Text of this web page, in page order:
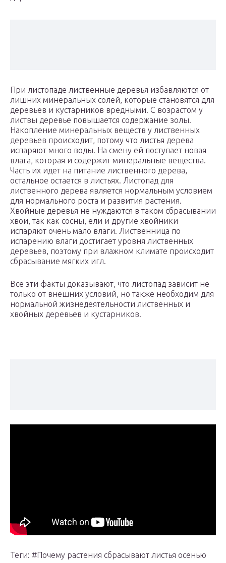
При листопаде лиственные деревья избавляются от
лишних минеральных солей, которые становятся для
деревьев и кустарников вредными. С возрастом у
листвы деревье повышается содержание золы.
Накопление минеральных веществ у лиственных
деревьев происходит, потому что листья дерева
испаряют много воды. На смену ей поступает новая
влага, которая и содержит минеральные вещества.
Часть их идет на питание лиственного дерева,
остальное остается в листьях. Листопад для
лиственного дерева является нормальным условием
для нормального роста и развития растения.
Хвойные деревья не нуждаются в таком сбрасывании
хвои, так как сосны, ели и другие хвойники
испаряют очень мало влаги. Лиственница по
испарению влаги достигает уровня лиственных
деревьев, поэтому при влажном климате происходит
сбрасывание мягких игл.
Все эти факты доказывают, что листопад зависит не
только от внешних условий, но также необходим для
нормальной жизнедеятельности лиственных и
хвойных деревьев и кустарников.
Теги: #Почему растения сбрасывают листья осенью